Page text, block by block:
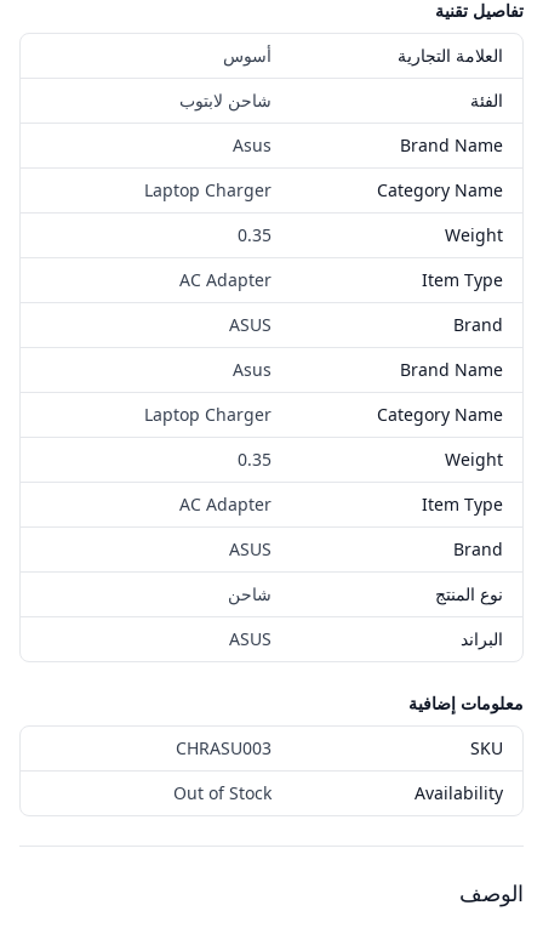
تفاصيل تقنية
العلامة التجارية
أسوس
الفئة
شاحن لابتوب
Brand Name
Asus
Category Name
Laptop Charger
Weight
0.35
Item Type
AC Adapter
Brand
ASUS
Brand Name
Asus
Category Name
Laptop Charger
Weight
0.35
Item Type
AC Adapter
Brand
ASUS
نوع المنتج
شاحن
البراند
ASUS
معلومات إضافية
SKU
CHRASU003
Availability
Out of Stock
الوصف